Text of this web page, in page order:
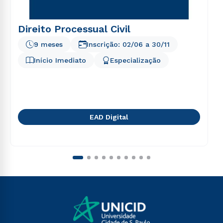
Direito Processual Civil
Início Imediato
9 meses
Especialização
Inscrição: 02/06 a 30/11
EAD Digital